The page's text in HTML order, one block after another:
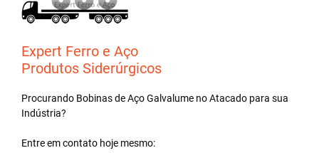
Expert Ferro e Aço
Produtos Siderúrgicos
Procurando Bobinas deAço Galvalume noAtacado para sua
Indústria?
Entre em contato hoje mesmo: